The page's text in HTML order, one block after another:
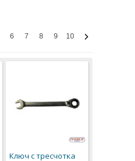
6 7 8 9 10
Ключ с тресчотка